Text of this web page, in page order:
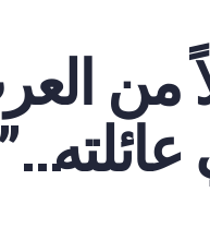
من